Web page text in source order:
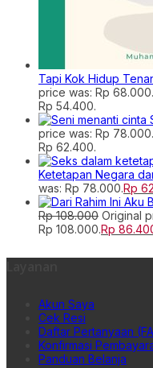
Tapi Kok Hidup
price was: Rp 68.000.
Rp 54.400.
price was: Rp 78.000.
Rp 62.400.
Ketetapan Negara
was: Rp 78.000.Rp
Rp108.000 Original
Rp 108.000.Rp
Akun Saya
Cek Resi
Daftar Pertanyaan
Konfirmasi
Panduan Belanja